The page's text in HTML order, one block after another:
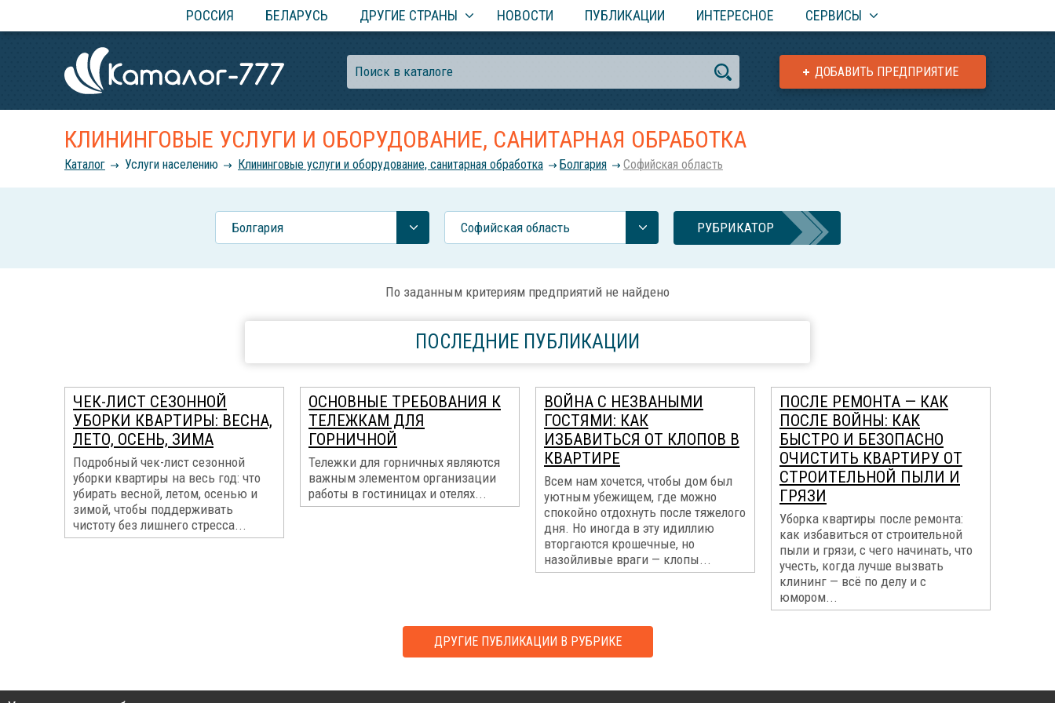
РОССИЯ БЕЛАРУСЬ ДРУГИЕ СТРАНЫ НОВОСТИ ПУБЛИКАЦИИ ИНТЕРЕСНОЕ СЕРВИСЫ
ДОБАВИТЬ ПРЕДПРИЯТИЕ
КЛИНИНГОВЫЕ УСЛУГИ И ОБОРУДОВАНИЕ, САНИТАРНАЯ ОБРАБОТКА
Каталог Услуги населению Клининговые услуги и оборудование, санитарная обработка Болгария Софийская область
Болгария Софийская область РУБРИКАТОР
По заданным критериям предприятий не найдено
ПОСЛЕДНИЕ ПУБЛИКАЦИИ
ЧЕК-ЛИСТ СЕЗОННОЙ
УБОРКИ КВАРТИРЫ: ВЕСНА,
ЛЕТО, ОСЕНЬ, ЗИМА
Подробный чек-лист сезонной
уборки квартиры на весь год: что
убирать весной, летом, осенью и
зимой, чтобы поддерживать
чистоту без лишнего стресса...
ОСНОВНЫЕ ТРЕБОВАНИЯ К
ТЕЛЕЖКАМ ДЛЯ
ГОРНИЧНОЙ
Тележки для горничных являются
важным элементом организации
работы в гостиницах и отелях...
ВОЙНА С НЕЗВАНЫМИ
ГОСТЯМИ: КАК
ИЗБАВИТЬСЯ ОТ КЛОПОВ В
КВАРТИРЕ
Всем нам хочется, чтобы дом был
уютным убежищем, где можно
спокойно отдохнуть после тяжелого
дня. Но иногда в эту идиллию
вторгаются крошечные, но
назойливые враги — клопы...
ПОСЛЕ РЕМОНТА — КАК
ПОСЛЕ ВОЙНЫ: КАК
БЫСТРО И БЕЗОПАСНО
ОЧИСТИТЬ КВАРТИРУ ОТ
СТРОИТЕЛЬНОЙ ПЫЛИ И
ГРЯЗИ
Уборка квартиры после ремонта:
как избавиться от строительной
пыли и грязи, с чего начинать, что
учесть, когда лучше вызвать
клининг — всё по делу и с
юмором...
ДРУГИЕ ПУБЛИКАЦИИ В РУБРИКЕ